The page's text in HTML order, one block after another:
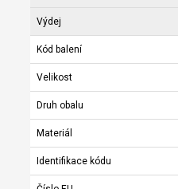
Výdej
Kód balení
Velikost
Druh obalu
Materiál
Identifikace kódu